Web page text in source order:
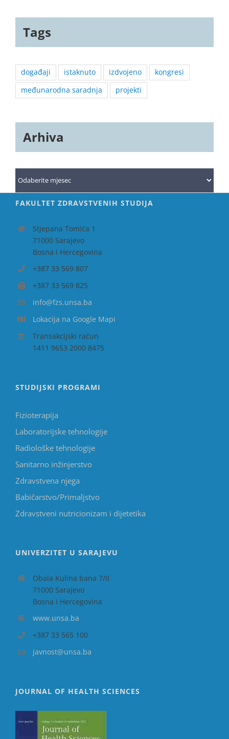
Tags
događaji istaknuto izdvojeno
kongresi
međunarodna saradnja
projekti
Arhiva
Arhiva
FAKULTET ZDRAVSTVENIH STUDIJA
Stjepana Tomića 1
71000 Sarajevo
Bosna i Hercegovina
+387 33 569 807
+387 33 569 825
info@fzs.unsa.ba
Lokacija na Google Mapi
Transakcijski račun
1411 9653 2000 8475
STUDIJSKI PROGRAMI
Fizioterapija
Laboratorijske tehnologije
Radiološke tehnologije
Sanitarno inžinjerstvo
Zdravstvena njega
Babičarstvo/Primaljstvo
Zdravstveni nutricionizam i dijetetika
UNIVERZITET U SARAJEVU
Obala Kulina bana 7/II
71000 Sarajevo
Bosna i Hercegovina
www.unsa.ba
+387 33 565 100
javnost@unsa.ba
JOURNAL OF HEALTH SCIENCES